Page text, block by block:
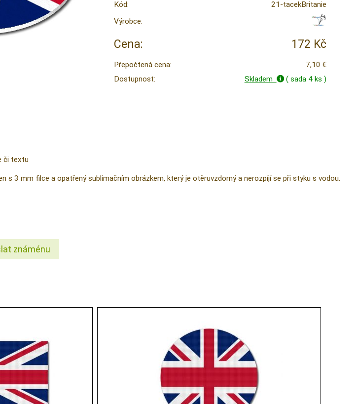
Kód:
21-tacekBritanie
Výrobce:
Cena: 172 Kč
Přepočtená cena:
7,10 €
Dostupnost:
Skladem ( sada 4 ks )
či textu
s 3 mm filce a opatřený sublimačním obrázkem, který je otěruvzdorný a nerozpíjí se při styku s vodou.
známénu